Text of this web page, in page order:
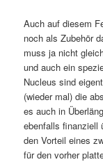
Auch auf diesem
noch als Zubehör
muss ja nicht
und auch ein
Nucleus sind
(wieder mal) die
es auch in
ebenfalls finanziell
den Vorteil eines
für den vorher